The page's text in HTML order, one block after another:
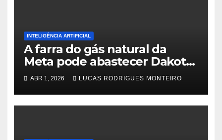
INTELIGÊNCIA ARTIFICIAL
A farra do gás natural da
Meta pode abastecer Dakota
do Sul
ABR 1, 2026 LUCAS RODRIGUES MONTEIRO